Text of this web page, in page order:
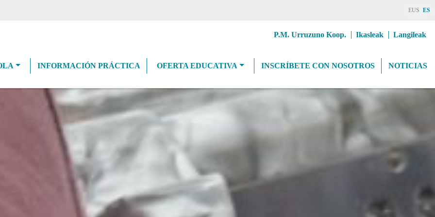
EUS ES
goiburuMenua
P.M. Urruzuno Koop. Ikasleak Langileak
navigationINFORMACIÓN PRÁCTICA OFERTA EDUCATIVA INSCRÍBETE CON NOSOTROS NOTICIAS